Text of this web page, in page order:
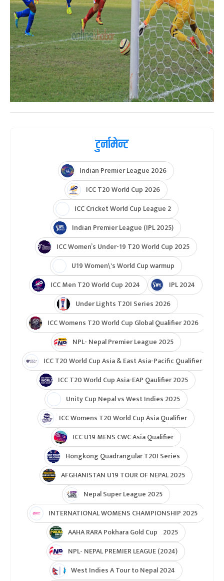
टुर्नामेन्ट
Indian Premier League 2026
ICC T20 World Cup 2026
ICC Cricket World Cup League 2
Indian Premier League (IPL 2025)
ICC Women’s Under-19 T20 World Cup 2025
U19 Women\'s World Cup warmup
ICC Men T20 World Cup 2024
IPL 2024
Under Lights T20I Series 2026
ICC Womens T20 World Cup Global Qualifier 2026
NPL- Nepal Premier League 2025
ICC T20 World Cup Asia & East Asia-Pacific Qualifier
ICC T20 World Cup Asia-EAP Qaulifier 2025
Unity Cup Nepal vs West Indies 2025
ICC Womens T20 World Cup Asia Qualifier
ICC U19 MENS CWC Asia Qualifier
Hongkong Quadrangular T20I Series
AFGHANISTAN U19 TOUR OF NEPAL 2025
Nepal Super League 2025
INTERNATIONAL WOMENS CHAMPIONSHIP 2025
AAHA RARA Pokhara Gold Cup 2025
NPL- NEPAL PREMIER LEAGUE (2024)
West Indies A Tour to Nepal 2024